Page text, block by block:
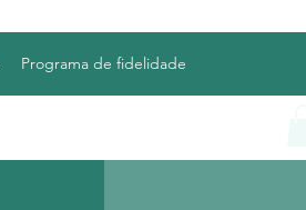
Programa de fidelidade